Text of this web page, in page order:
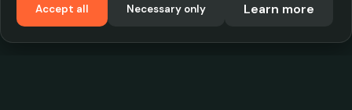
Accept all
Necessary only Learn more